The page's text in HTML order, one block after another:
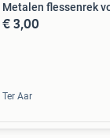
Metalen flessenrek
€ 3,00
Ter Aar